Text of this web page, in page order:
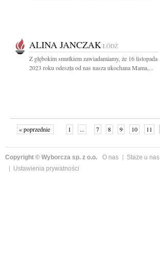
ALINA JANCZAK ŁÓDŹ
Z głębokim smutkiem zawiadamiamy, że 16 listopada
2023 roku odeszła od nas nasza ukochana Mama,...
« poprzednie 1 ... 7 8 9 10 11
Copyright © Wyborcza sp. z o.o. O nas Staże u nas
Ustawienia prywatności